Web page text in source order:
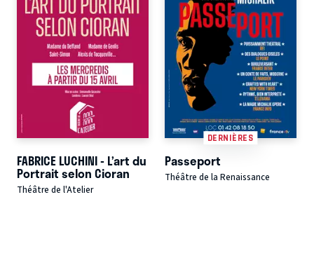
FABRICE LUCHINI - L’art du
Portrait selon Cioran
Théâtre de l'Atelier
DERNIÈRES
Passeport
Théâtre de la Renaissance